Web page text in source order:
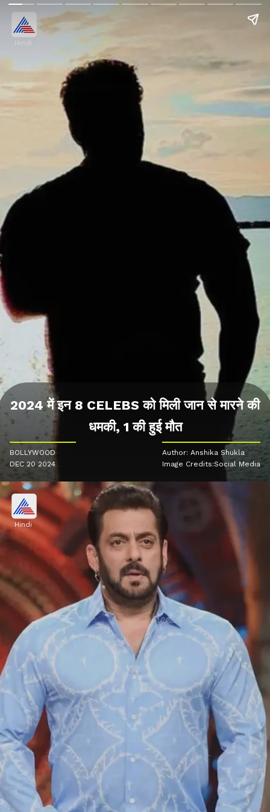
Hindi
2024 में इन 8 CELEBS को मिली जान से मारने की
धमकी, 1 की हुई मौत
BOLLYWOOD
DEC 20 2024
Author: Anshika Shukla
Image Credits:Social Media
Hindi